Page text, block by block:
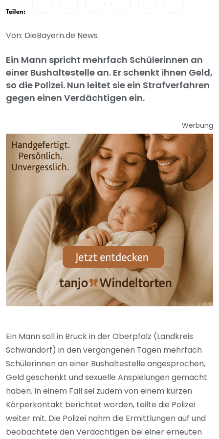
Teilen:
Von: DieBayern.de News
Ein Mann spricht mehrfach Schülerinnen an
einer Bushaltestelle an. Er schenkt ihnen Geld,
so die Polizei. Nun leitet sie ein Strafverfahren
gegen einen Verdächtigen ein.
Werbung
Ein Mann soll in Bruck in der Oberpfalz (Landkreis
Schwandorf) in den vergangenen Tagen mehrfach
Schülerinnen an einer Bushaltestelle angesprochen,
Geld geschenkt und sexuelle Anspielungen gemacht
haben. In einem Fall sei zudem von einem kurzen
Körperkontakt berichtet worden, teilte die Polizei
weiter mit. Die Polizei nahm die Ermittlungen auf und
beobachtete den Verdächtigen bei einer erneuten